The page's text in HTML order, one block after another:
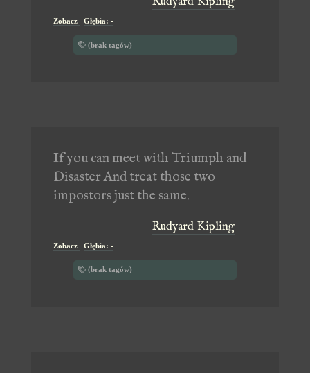
Zobacz Głębia: -
(brak tagów)
If you can meet with Triumph and
Disaster And treat those two
impostors just the same.
Rudyard Kipling
Zobacz Głębia: -
(brak tagów)